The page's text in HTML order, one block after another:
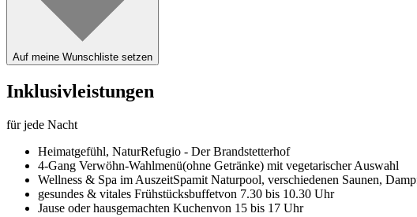
Auf meine Wunschliste setzen
Inklusivleistungen
für jede Nacht
Heimatgefühl, NaturRefugio - Der Brandstetterhof
4-Gang Verwöhn-Wahlmenü(ohne Getränke) mit vegetarischer Auswahl
Wellness & Spa im AuszeitSpamit Naturpool, verschiedenen Saunen,
gesundes & vitales Frühstücksbuffetvon 7.30 bis 10.30 Uhr
Jause oder hausgemachten Kuchenvon 15 bis 17 Uhr